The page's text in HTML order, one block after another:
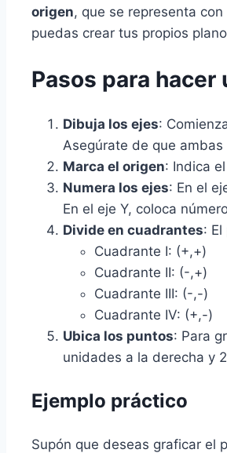
origen, que se representa
puedas crear tus propios
Pasos para
Dibuja los ejes:
Asegúrate de que
Marca el origen: Indica
Numera los ejes: En el
En el eje Y, coloca
Divide en cuadrantes:
Cuadrante I: (+,+)
Cuadrante II: (-,+)
Cuadrante III: (-,-)
Cuadrante IV: (+,-)
Ubica los puntos: Para
unidades a la derecha y
Ejemplo práctico
Supón que deseas graficar el